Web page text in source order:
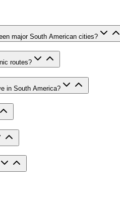
major South American cities?
routes?
in South America?